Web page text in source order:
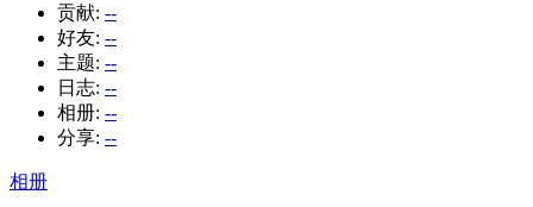
贡献: --
好友: --
主题: --
日志: --
相册: --
分享: --
相册